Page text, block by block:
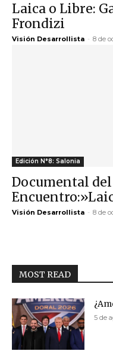
Laica o Libre:
Frondizi
Visión Desarrollista - 8 de
Edición N°8: Salonia
Documental
Visión Desarrollista - 8 de
MOST READ
5 de